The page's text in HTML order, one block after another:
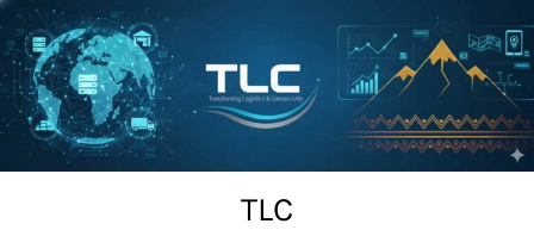
Skip
to
content
TLC